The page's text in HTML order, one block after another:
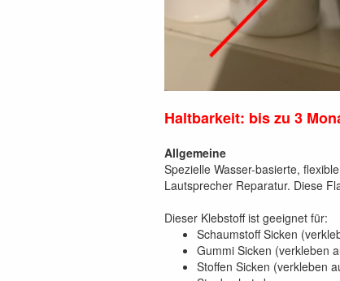
Haltbarkeit: bis zu 3
Allgemeine
Spezielle Wasser-basierte,
Lautsprecher Reparatur. Diese
Dieser Klebstoff ist geeignet für:
Schaumstoff Sicken
Gummi Sicken (verkleben
Stoffen Sicken (verkleben